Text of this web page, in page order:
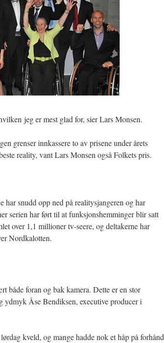
jeg er mest glad for, sier Lars Monsen.
grenser innkassere to av prisene under årets
reality, vant Lars Monsen også Folkets pris.
har snudd opp ned på realitysjangeren og har
serien har ført til at funksjonshemminger blir satt
over 1,1 millioner tv-seere, og deltakerne har
Nordkalotten.
både foran og bak kamera. Dette er en stor
ydmyk Åse Bendiksen, executive producer i
kveld, og mange hadde nok et håp på forhånd